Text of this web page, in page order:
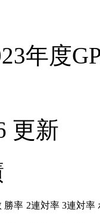
年度
更新
勝率 2連対率 3連対率